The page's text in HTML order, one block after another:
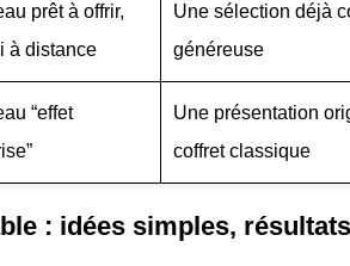
prêt à offrir,
à distance
Une sélection déjà
généreuse
“effet
Une présentation
coffret classique
: idées simples,